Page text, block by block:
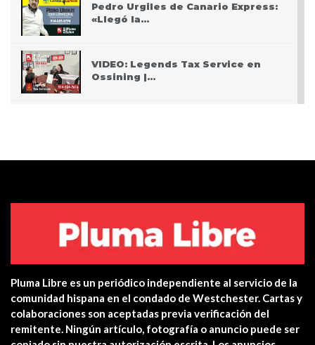
Pedro Urgiles de Canario Express:
«Llegó la…
VIDEO: Legends Tax Service en
Ossining |…
Centro de salud de Ossining
integra una…
Yonkers PD Commissioner
encourages Hispanic…
Pluma Libre es un periódico independiente al servicio de la
comunidad hispana en el condado de Westchester. Cartas y
colaboraciones son aceptadas previa verificación del
remitente. Ningún artículo, fotografía o anuncio puede ser